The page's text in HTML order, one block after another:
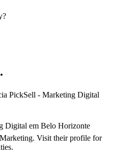
PickSell - Marketing Digital
Digital em Belo Horizonte
Visit their profile for